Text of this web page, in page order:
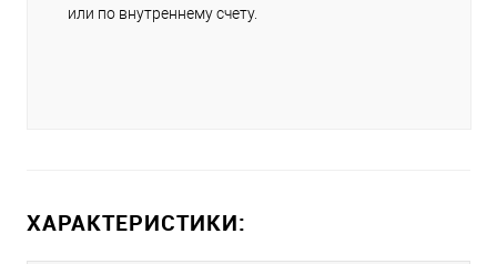
или по внутреннему счету.
ХАРАКТЕРИСТИКИ: